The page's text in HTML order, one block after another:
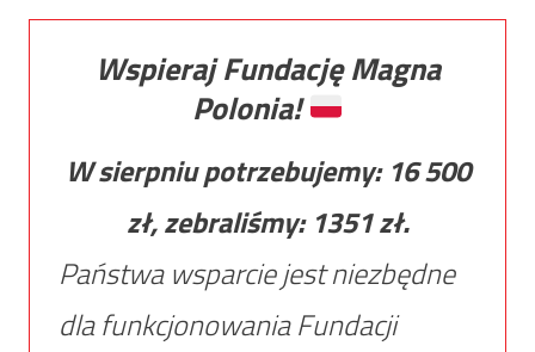
Wspieraj Fundację Magna
Polonia!
W sierpniu potrzebujemy: 16 500
zł, zebraliśmy: 1351zł.
Państwa wsparcie jest niezbędne
dla funkcjonowania Fundacji